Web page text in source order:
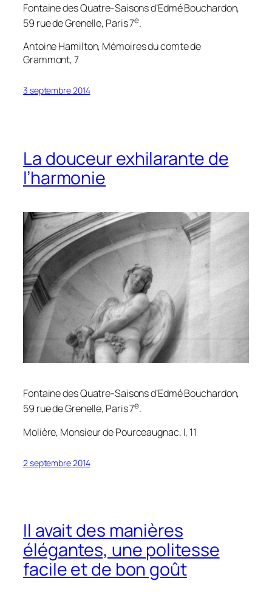
Fontaine des Quatre-Saisons d’Edmé Bouchardon,
59 rue de Grenelle, Paris 7e.
Antoine Hamilton, Mémoires du comte de
Grammont, 7
3 septembre 2014
La douceur exhilarante de
l’harmonie
Fontaine des Quatre-Saisons d’Edmé Bouchardon,
59 rue de Grenelle, Paris 7e.
Molière, Monsieur de Pourceaugnac, I, 11
2 septembre 2014
Il avait des manières
élégantes, une politesse
facile et de bon goût